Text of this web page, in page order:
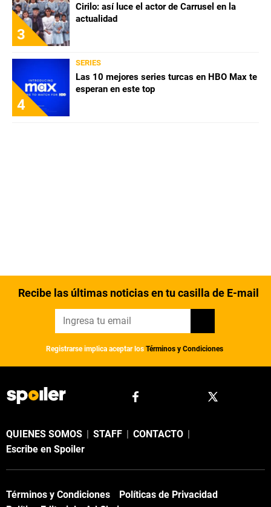
3
Cirilo: así luce el actor de Carrusel en la
actualidad
4
SERIES
Las 10 mejores series turcas en HBO Max te
esperan en este top
Recibe las últimas noticias en tu casilla de E-mail
Registrarse implica aceptar los Términos y Condiciones
QUIENES SOMOS | STAFF | CONTACTO |
Escribe en Spoiler
Términos y Condiciones
Políticas de Privacidad